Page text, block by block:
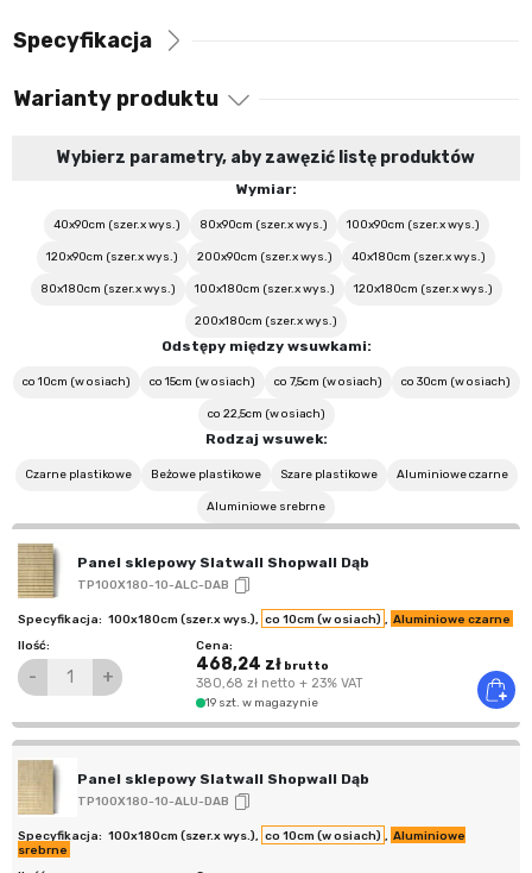
Specyfikacja
Warianty produktu
Wybierz parametry, aby zawęzić listę produktów
Wymiar:
40x90cm (szer.x wys.) 80x90cm (szer.x wys.) 100x90cm (szer.x wys.)
120x90cm (szer.x wys.) 200x90cm (szer.x wys.) 40x180cm (szer.x wys.)
80x180cm (szer.x wys.) 100x180cm (szer.x wys.) 120x180cm (szer.x wys.)
200x180cm (szer.x wys.)
Odstępy między wsuwkami:
co 10cm (w osiach) co 15cm (w osiach) co 7,5cm (w osiach) co 30cm (w osiach)
co 22,5cm (w osiach)
Rodzaj wsuwek:
Czarne plastikowe Beżowe plastikowe Szare plastikowe Aluminiowe czarne
Aluminiowe srebrne
Panel sklepowy Slatwall Shopwall Dąb
TP100X180-10-ALC-DAB
100x180cm (szer.x wys.), co 10cm (w osiach) , Aluminiowe czarne
- +
468,24 złbrutto
380,68 złnetto + 23% VAT
19 szt. w magazynie
Panel sklepowy Slatwall Shopwall Dąb
TP100X180-10-ALU-DAB
100x180cm (szer.x wys.), co 10cm (w osiach) , Aluminiowe
srebrne